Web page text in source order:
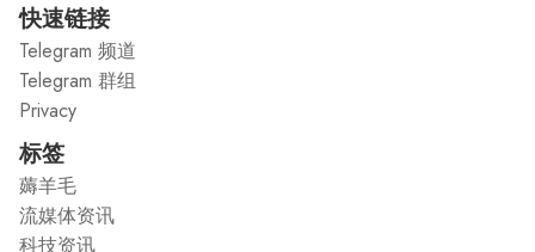
快速链接
Telegram 频道
Telegram 群组
Privacy
标签
薅羊毛
流媒体资讯
科技资讯